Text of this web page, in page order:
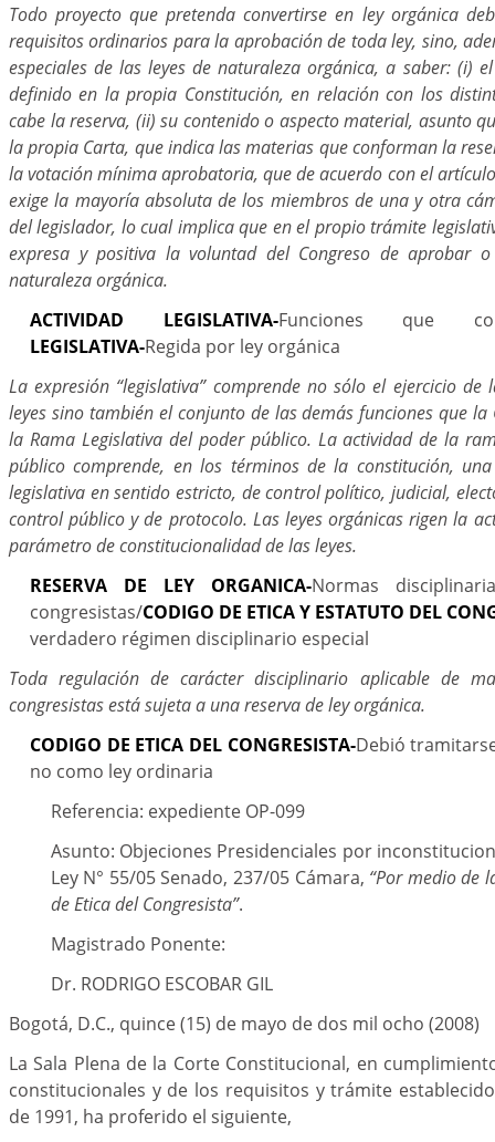
Todo proyecto que pretenda convertirse en ley orgánica
requisitos ordinarios para la aprobación de toda ley, sino,
especiales de las leyes de naturaleza orgánica, a saber: (i)
definido en la propia Constitución, en relación con los
cabe la reserva, (ii) su contenido o aspecto material, asunto
la propia Carta, que indica las materias que conforman la
la votación mínima aprobatoria, que de acuerdo con el
exige la mayoría absoluta de los miembros de una y otra
del legislador, lo cual implica que en el propio trámite
expresa y positiva la voluntad del Congreso de aprobar
naturaleza orgánica.
ACTIVIDAD LEGISLATIVA-Funciones que
LEGISLATIVA-Regida por ley orgánica
La expresión “legislativa” comprende no sólo el ejercicio
leyes sino también el conjunto de las demás funciones que
la Rama Legislativa del poder público. La actividad de la
público comprende, en los términos de la constitución,
legislativa en sentido estricto, de control político, judicial,
control público y de protocolo. Las leyes orgánicas rigen la
parámetro de constitucionalidad de las leyes.
RESERVA DE LEY ORGANICA-Normas
congresistas/CODIGO DE ETICA Y ESTATUTO DEL
verdadero régimen disciplinario especial
Toda regulación de carácter disciplinario aplicable de
congresistas está sujeta a una reserva de ley orgánica.
CODIGO DE ETICA DEL CONGRESISTA-Debió
no como ley ordinaria
Referencia: expediente OP-099
Asunto: Objeciones Presidenciales por
Ley N° 55/05 Senado, 237/05 Cámara, “Por medio de
de Etica del Congresista”.
Magistrado Ponente:
Dr. RODRIGO ESCOBAR GIL
Bogotá, D.C., quince (15) de mayo de dos mil ocho (2008)
La Sala Plena de la Corte Constitucional, en
constitucionales y de los requisitos y trámite
de 1991, ha proferido el siguiente,